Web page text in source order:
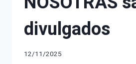
divulgados
12/11/2025